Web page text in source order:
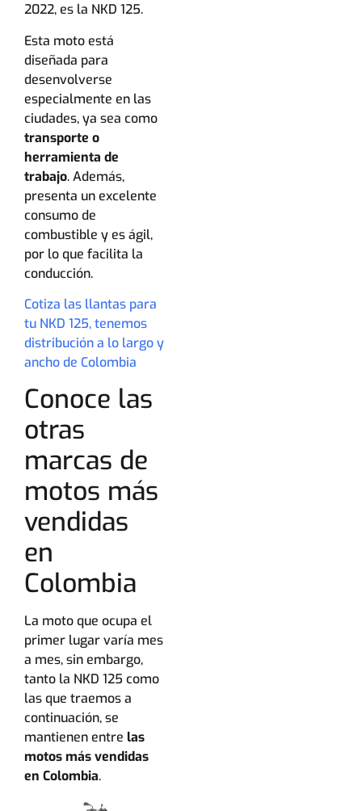
2022, es la NKD 125.
Esta moto está
diseñada para
desenvolverse
especialmente en las
ciudades, ya sea como
transporte o
herramienta de
trabajo. Además,
presenta un excelente
consumo de
combustible y es ágil,
por lo que facilita la
conducción.
Cotiza las llantas para
tu NKD 125, tenemos
distribución a lo largo y
ancho de Colombia
Conoce las
otras
marcas de
motos más
vendidas
en
Colombia
La moto que ocupa el
primer lugar varía mes
a mes, sin embargo,
tanto la NKD 125 como
las que traemos a
continuación, se
mantienen entre las
motos más vendidas
en Colombia.